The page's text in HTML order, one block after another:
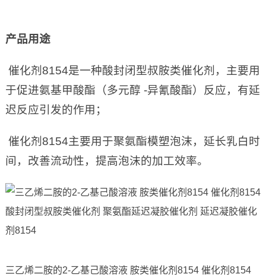
产品用途
催化剂8154是一种酸封闭型叔胺类催化剂，主要用
于促进氨基甲酸酯（多元醇 -异氰酸酯）反应，有延
迟反应引发的作用；
催化剂8154主要用于聚氨酯模塑泡沫，延长乳白时
间，改善流动性，提高泡沫的加工效率。
三乙烯二胺的2-乙基己酸溶液 胺类催化剂8154 催化剂8154